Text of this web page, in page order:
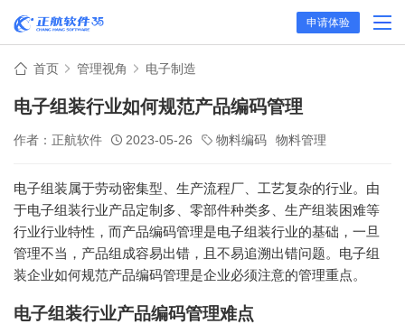
申请体验
首页 管理视角 电子制造
电子组装行业如何规范产品编码管理
作者：正航软件 2023-05-26 物料编码 物料管理
电子组装属于劳动密集型、生产流程厂、工艺复杂的行业。由
于电子组装行业产品定制多、零部件种类多、生产组装困难等
行业行业特性，而产品编码管理是电子组装行业的基础，一旦
管理不当，产品组成容易出错，且不易追溯出错问题。电子组
装企业如何规范产品编码管理是企业必须注意的管理重点。
电子组装行业产品编码管理难点